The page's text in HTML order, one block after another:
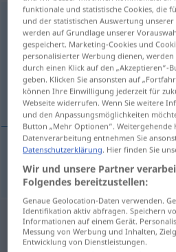
besprekidan
Übersicht aller
(Für mehr Details die Übersetzung
ununterbrochen
ununterbrochen besprekidan
funktionale und statistische Cookies, die
und der statistischen Auswertung
werden auf Grundlage unserer
gespeichert. Marketing-Cookies und
personalisierter Werbung dienen,
durch einen Klick auf den „Akzeptieren“-
geben. Klicken Sie ansonsten auf
können Ihre Einwilligung jederzeit für
Webseite widerrufen. Wenn Sie weitere
und den Anpassungsmöglichkeiten
Button „Mehr Optionen“. Weitergehende
Datenverarbeitung entnehmen Sie
Datenschutzerklärung. Hier finden Sie
Wir und unsere Partner
Folgendes bereitzustellen:
Genaue Geolocation-Daten verwenden.
Identifikation aktiv abfragen. Speichern
Informationen auf einem Gerät.
Messung von Werbung und Inhalten,
Entwicklung von Dienstleistungen.